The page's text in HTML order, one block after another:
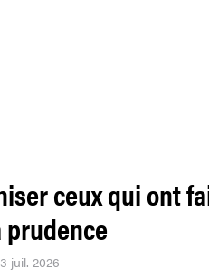
ceux qui ont
prudence
juil. 2026